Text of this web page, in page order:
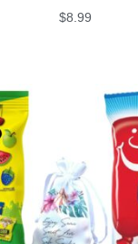
$8.99